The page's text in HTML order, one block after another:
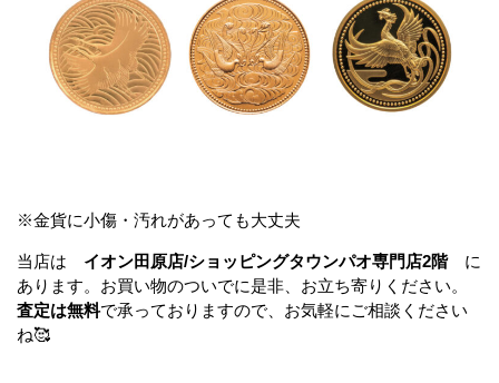
※金貨に小傷・汚れがあっても大丈夫
当店は イオン田原店/ショッピングタウンパオ専門店2階に
あります。お買い物のついでに是非、お立ち寄りください。
査定は無料で承っておりますので、お気軽にご相談ください
ね🥰